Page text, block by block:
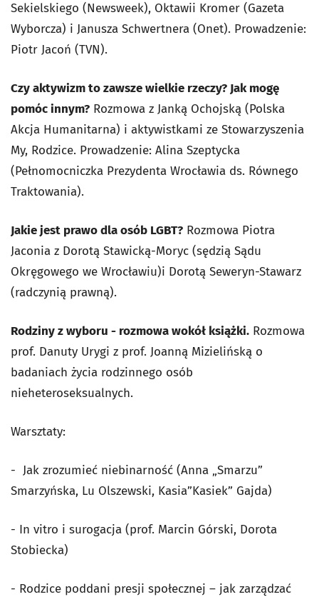
Sekielskiego (Newsweek), Oktawii Kromer (Gazeta
Wyborcza) i Janusza Schwertnera (Onet). Prowadzenie:
Piotr Jacoń (TVN).
Czy aktywizm to zawsze wielkie rzeczy? Jak mogę
pomóc innym? Rozmowa z Janką Ochojską (Polska
Akcja Humanitarna) i aktywistkami ze Stowarzyszenia
My, Rodzice. Prowadzenie: Alina Szeptycka
(Pełnomocniczka Prezydenta Wrocławia ds. Równego
Traktowania).
Jakie jest prawo dla osób LGBT? Rozmowa Piotra
Jaconia z Dorotą Stawicką-Moryc (sędzią Sądu
Okręgowego we Wrocławiu)i Dorotą Seweryn-Stawarz
(radczynią prawną).
Rodziny z wyboru - rozmowa wokół książki. Rozmowa
prof. Danuty Urygi z prof. Joanną Mizielińską o
badaniach życia rodzinnego osób
nieheteroseksualnych.
Warsztaty:
- Jak zrozumieć niebinarność (Anna „Smarzu”
Smarzyńska, Lu Olszewski, Kasia”Kasiek” Gajda)
- In vitro i surogacja (prof. Marcin Górski, Dorota
Stobiecka)
- Rodzice poddani presji społecznej – jak zarządzać